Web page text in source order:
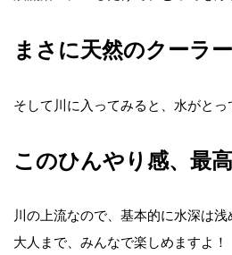
まさに天然のクーラー
そして川に入ってみると、水がとっ
このひんやり感、最
川の上流なので、基本的に水深は
大人まで、みんなで楽しめますよ！